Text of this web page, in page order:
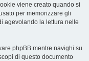
viene creato quando si
per memorizzare gli
agevolando la lettura nelle
phpBB mentre navighi su
di questo documento